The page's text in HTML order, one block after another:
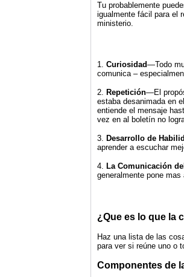
Tu probablemente
igualmente fácil para el
ministerio.
1. Curiosidad—Todo
comunica –
2. Repetición—El
estaba desanimada en
entiende el mensaje
vez en al boletín no
3. Desarrollo de
aprender a escuchar
4. La Comunicación
generalmente pone
¿Que es lo que la
Haz una lista de las
para ver si reúne uno o
Componentes de